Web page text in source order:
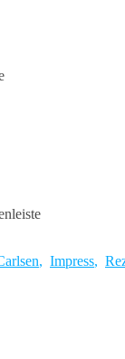
, Impress,